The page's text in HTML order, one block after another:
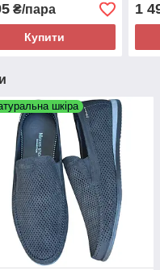
₴/пара
Купити
1
шкіра